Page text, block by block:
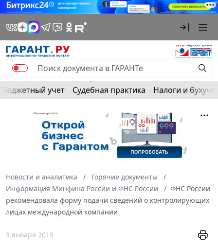
Бюджетный учет Судебная практика Налоги и
Новости и аналитика
Горячие документы
Информация Минфина России и ФНС России
ФНС России
рекомендовала форму подачи сведений о контролирующих
лицах международной компании
3 января 2019